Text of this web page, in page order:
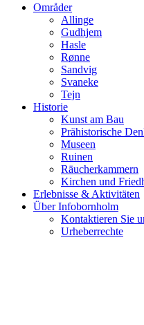
Områder
Allinge
Gudhjem
Hasle
Rønne
Sandvig
Svaneke
Tejn
Historie
Kunst am Bau
Prähistorische
Museen
Ruinen
Räucherkammern
Kirchen und
Erlebnisse & Aktivitäten
Über Infobornholm
Kontaktieren Sie
Urheberrechte